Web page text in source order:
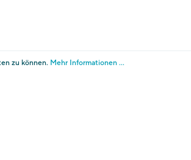
PagoPA an.
zu können. Mehr Informationen ...